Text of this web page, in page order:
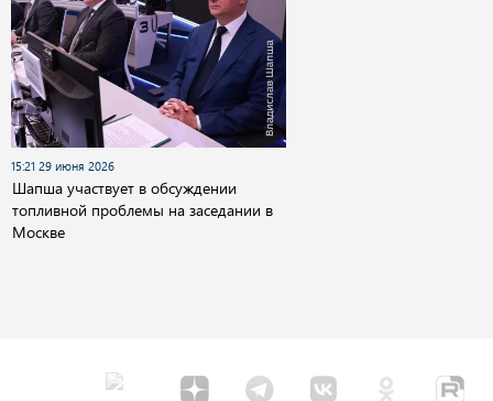
15:21 29 июня 2026
Шапша участвует в обсуждении
топливной проблемы на заседании в
Москве